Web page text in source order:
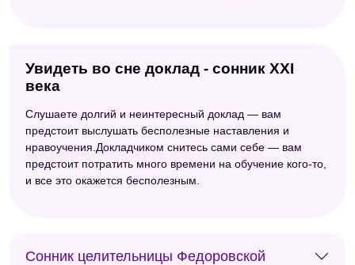
Увидеть во сне доклад - сонник XXI
века
Слушаете долгий и неинтересный доклад — вам
предстоит выслушать бесполезные наставления и
нравоучения.Докладчиком снитесь сами себе — вам
предстоит потратить много времени на обучение кого-то,
и все это окажется бесполезным.
Сонник целительницы Федоровской